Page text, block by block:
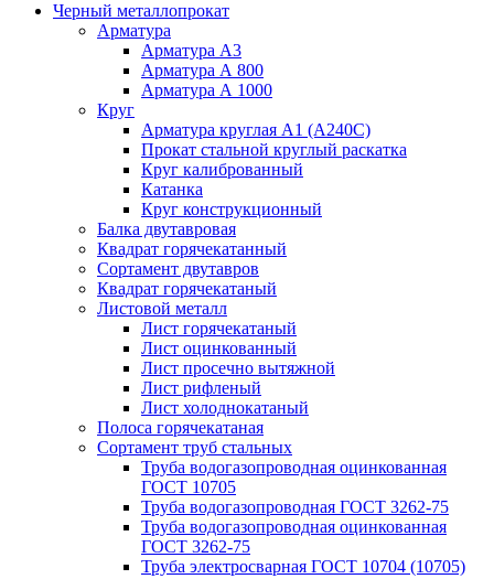
Черный металлопрокат
Арматура
Арматура А3
Арматура А 800
Арматура А 1000
Круг
Арматура круглая А1 (А240C)
Прокат стальной круглый раскатка
Круг калиброванный
Катанка
Круг конструкционный
Балка двутавровая
Квадрат горячекатанный
Сортамент двутавров
Квадрат горячекатаный
Листовой металл
Лист горячекатаный
Лист оцинкованный
Лист просечно вытяжной
Лист рифленый
Лист холоднокатаный
Полоса горячекатаная
Сортамент труб стальных
Труба водогазопроводная оцинкованная
ГОСТ 10705
Труба водогазопроводная ГОСТ 3262-75
Труба водогазопроводная оцинкованная
ГОСТ 3262-75
Труба электросварная ГОСТ 10704 (10705)